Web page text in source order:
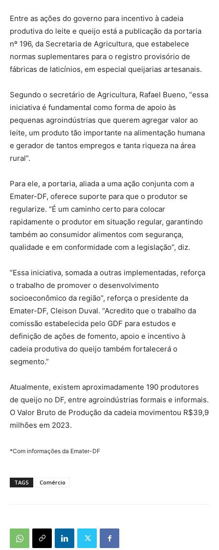
Entre as ações do governo para incentivo à cadeia
produtiva do leite e queijo está a publicação da portaria
nº 196, da Secretaria de Agricultura, que estabelece
normas suplementares para o registro provisório de
fábricas de laticínios, em especial queijarias artesanais.
Segundo o secretário de Agricultura, Rafael Bueno, “essa
iniciativa é fundamental como forma de apoio às
pequenas agroindústrias que querem agregar valor ao
leite, um produto tão importante na alimentação humana
e gerador de tantos empregos e tanta riqueza na área
rural”.
Para ele, a portaria, aliada a uma ação conjunta com a
Emater-DF, oferece suporte para que o produtor se
regularize. “É um caminho certo para colocar
rapidamente o produtor em situação regular, garantindo
também ao consumidor alimentos com segurança,
qualidade e em conformidade com a legislação”, diz.
“Essa iniciativa, somada a outras implementadas, reforça
o trabalho de promover o desenvolvimento
socioeconômico da região”, reforça o presidente da
Emater-DF, Cleison Duval. “Acredito que o trabalho da
comissão estabelecida pelo GDF para estudos e
definição de ações de fomento, apoio e incentivo à
cadeia produtiva do queijo também fortalecerá o
segmento.”
Atualmente, existem aproximadamente 190 produtores
de queijo no DF, entre agroindústrias formais e informais.
O Valor Bruto de Produção da cadeia movimentou R$39,9
milhões em 2023.
*Com informações da Emater-DF
TAGS Comércio